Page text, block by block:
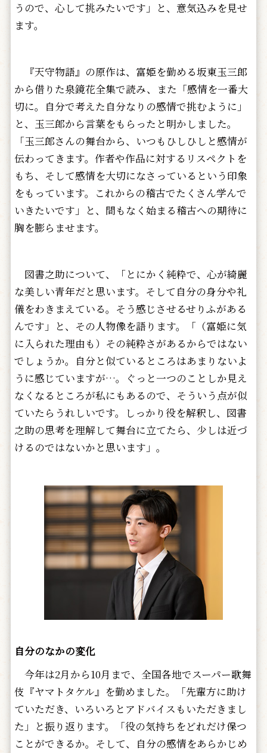
うので、心して挑みたいです」と、意気込みを見せ
ます。
『天守物語』の原作は、富姫を勤める坂東玉三郎
から借りた泉鏡花全集で読み、また「感情を一番大
切に。自分で考えた自分なりの感情で挑むように」
と、玉三郎から言葉をもらったと明かしました。
「玉三郎さんの舞台から、いつもひしひしと感情が
伝わってきます。作者や作品に対するリスペクトを
もち、そして感情を大切になさっているという印象
をもっています。これからの稽古でたくさん学んで
いきたいです」と、間もなく始まる稽古への期待に
胸を膨らませます。
図書之助について、「とにかく純粋で、心が綺麗
な美しい青年だと思います。そして自分の身分や礼
儀をわきまえている。そう感じさせるせりふがある
んです」と、その人物像を語ります。「（富姫に気
に入られた理由も）その純粋さがあるからではない
でしょうか。自分と似ているところはあまりないよ
うに感じていますが…。ぐっと一つのことしか見え
なくなるところが私にもあるので、そういう点が似
ていたらうれしいです。しっかり役を解釈し、図書
之助の思考を理解して舞台に立てたら、少しは近づ
けるのではないかと思います」。
自分のなかの変化
今年は2月から10月まで、全国各地でスーパー歌舞
伎『ヤマトタケル』を勤めました。「先輩方に助け
ていただき、いろいろとアドバイスもいただきまし
た」と振り返ります。「役の気持ちをどれだけ保つ
ことができるか。そして、自分の感情をあらかじめ